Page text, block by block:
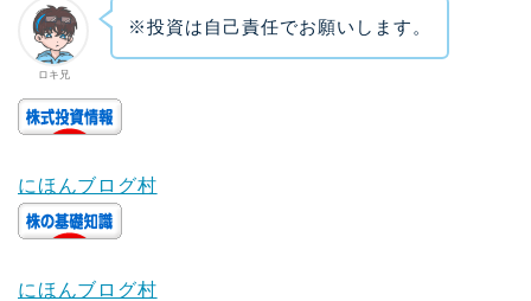
ロキ兄
※投資は自己責任でお願いします。
にほんブログ村
にほんブログ村